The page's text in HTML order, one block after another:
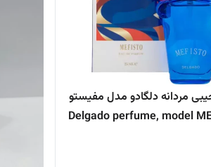
مردانه دلگادو مدل مفیستو
Delgado perfume, model